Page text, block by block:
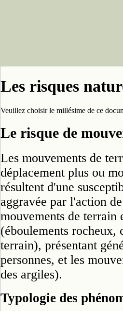
Les risques
Veuillez choisir le millésime de ce
Le risque de
Les mouvements de
déplacement plus ou
résultent d'une
aggravée par l'action
mouvements de terrain
(éboulements rocheux,
terrain), présentant
personnes, et les
des argiles).
Typologie des